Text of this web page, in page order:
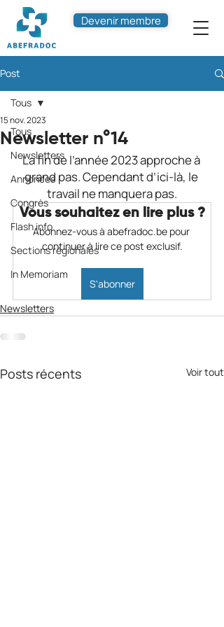
Devenir membre
Post
Tous
Newsletters
Annonces
Congrès
Flash info
Sections régionales
In Memoriam
Tous
Newsletter n°14
15 nov. 2023
La fin de l’année 2023 approche à
grand pas. Cependant d’ici-là, le
travail ne manquera pas.
Vous souhaitez en lire plus ?
Abonnez-vous à abefradoc.be pour
continuer à lire ce post exclusif.
S'abonner
Newsletters
Posts récents Voir tout